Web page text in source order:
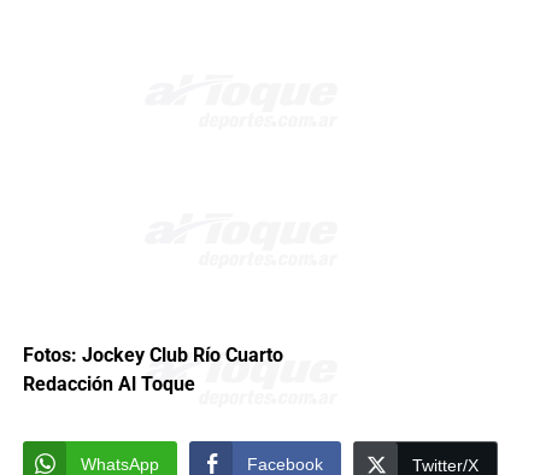
Fotos: Jockey Club Río Cuarto
Redacción Al Toque
WhatsApp Facebook Twitter/X